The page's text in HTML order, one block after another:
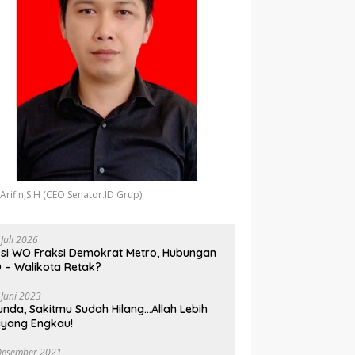
(CEO Senator.ID Grup)
2026
WO Fraksi Demokrat Metro, Hubungan
– Walikota Retak?
2023
Sakitmu Sudah Hilang…Allah Lebih
Engkau!
2021